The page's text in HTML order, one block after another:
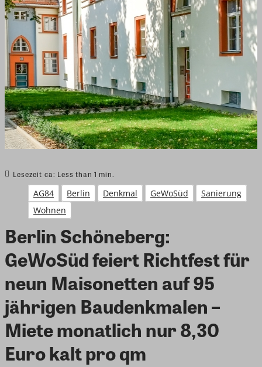
Lesezeit ca: Less than 1 min.
AG84 Berlin Denkmal GeWoSüd
Sanierung
Wohnen
Berlin Schöneberg:
GeWoSüd feiert Richtfest für
neun Maisonetten auf 95
jährigen Baudenkmalen –
Miete monatlich nur 8,30
Euro kalt pro qm